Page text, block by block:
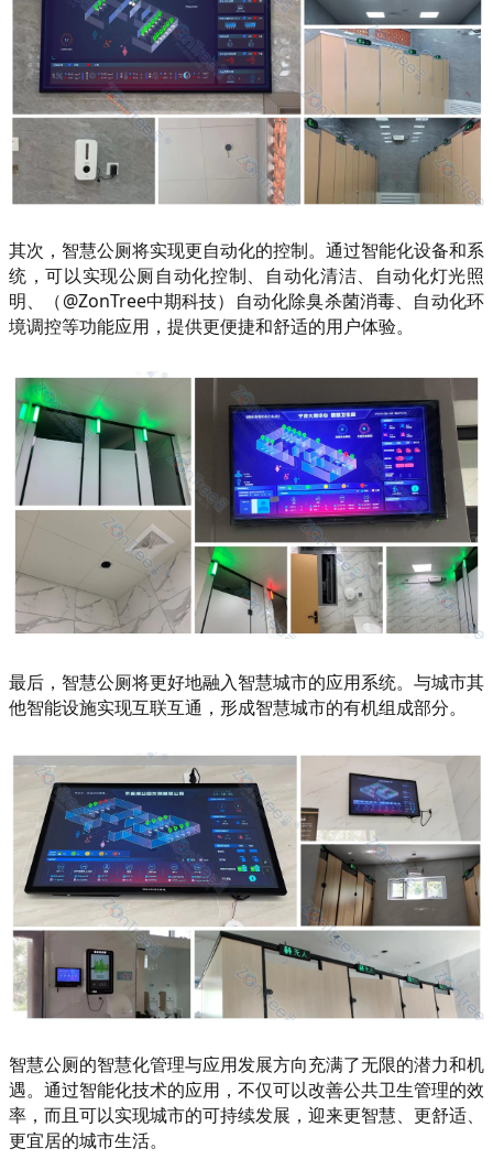
其次，智慧公厕将实现更自动化的控制。通过智能化设备和系
统，可以实现公厕自动化控制、自动化清洁、自动化灯光照
明、（@ZonTree中期科技）自动化除臭杀菌消毒、自动化环
境调控等功能应用，提供更便捷和舒适的用户体验。
最后，智慧公厕将更好地融入智慧城市的应用系统。与城市其
他智能设施实现互联互通，形成智慧城市的有机组成部分。
智慧公厕的智慧化管理与应用发展方向充满了无限的潜力和机
遇。通过智能化技术的应用，不仅可以改善公共卫生管理的效
率，而且可以实现城市的可持续发展，迎来更智慧、更舒适、
更宜居的城市生活。